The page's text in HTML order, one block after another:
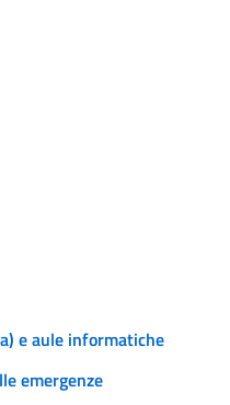
e aule informatiche
emergenze